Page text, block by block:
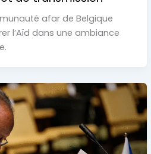
afar de Belgique
l’Aïd dans une ambiance